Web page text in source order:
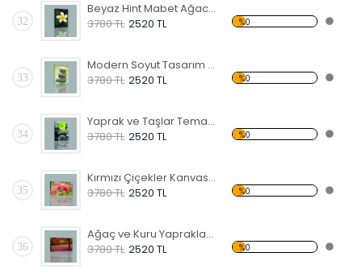
32
Beyaz Hint Mabet Ağacı Kanvas Tablo
3780 TL 2520 TL %0
33
Modern Soyut Tasarım 40 Kanvas Tablo
3780 TL 2520 TL %0
34
Yaprak ve Taşlar Temalı Kanvas Tablo
3780 TL 2520 TL %0
35
Kırmızı Çiçekler Kanvas Tablo
3780 TL 2520 TL %0
36
Ağaç ve Kuru Yapraklar Kanvas Tablo
3780 TL 2520 TL %0